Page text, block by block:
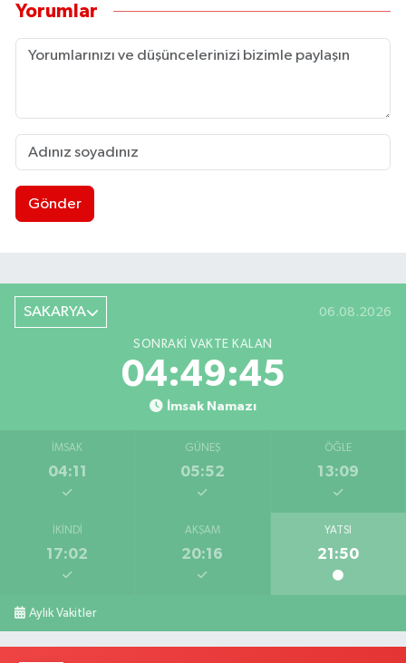
Yorumlar
Gönder
SAKARYA 06.08.2026
SONRAKI VAKTE KALAN
04:49:44
İmsak Namazı
İMSAK
04:11
GÜNEŞ
05:52
ÖĞLE
13:09
İKINDI
17:02
AKŞAM
20:16
YATSI
21:50
Aylık Vakitler